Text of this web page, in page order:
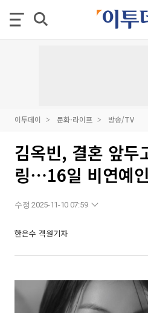
이투데이 문화·라이프 방송/TV
김옥빈, 결혼 앞두
링⋯16일 비연예
수정 2025-11-10 07:59
한은수 객원기자